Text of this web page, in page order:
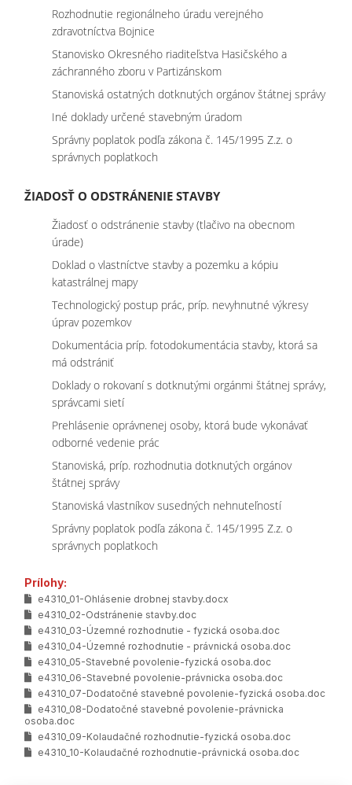
Rozhodnutie regionálneho úradu verejného
zdravotníctva Bojnice
Stanovisko Okresného riaditeľstva Hasičského a
záchranného zboru v Partizánskom
Stanoviská ostatných dotknutých orgánov štátnej správy
Iné doklady určené stavebným úradom
Správny poplatok podľa zákona č. 145/1995 Z.z. o
správnych poplatkoch
ŽIADOSŤ O ODSTRÁNENIE STAVBY
Žiadosť o odstránenie stavby (tlačivo na obecnom
úrade)
Doklad o vlastníctve stavby a pozemku a kópiu
katastrálnej mapy
Technologický postup prác, príp. nevyhnutné výkresy
úprav pozemkov
Dokumentácia príp. fotodokumentácia stavby, ktorá sa
má odstrániť
Doklady o rokovaní s dotknutými orgánmi štátnej správy,
správcami sietí
Prehlásenie oprávnenej osoby, ktorá bude vykonávať
odborné vedenie prác
Stanoviská, príp. rozhodnutia dotknutých orgánov
štátnej správy
Stanoviská vlastníkov susedných nehnuteľností
Správny poplatok podľa zákona č. 145/1995 Z.z. o
správnych poplatkoch
Prílohy:
e4310_01-Ohlásenie drobnej stavby.docx
e4310_02-Odstránenie stavby.doc
e4310_03-Územné rozhodnutie - fyzická osoba.doc
e4310_04-Územné rozhodnutie - právnická osoba.doc
e4310_05-Stavebné povolenie-fyzická osoba.doc
e4310_06-Stavebné povolenie-právnicka osoba.doc
e4310_07-Dodatočné stavebné povolenie-fyzická osoba.doc
e4310_08-Dodatočné stavebné povolenie-právnicka
osoba.doc
e4310_09-Kolaudačné rozhodnutie-fyzická osoba.doc
e4310_10-Kolaudačné rozhodnutie-právnická osoba.doc